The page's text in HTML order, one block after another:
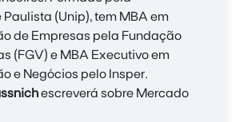
(Unip), tem MBA em
de Empresas pela Fundação
(FGV) e MBA Executivo em
e Negócios pelo Insper.
escreverá sobre Mercado